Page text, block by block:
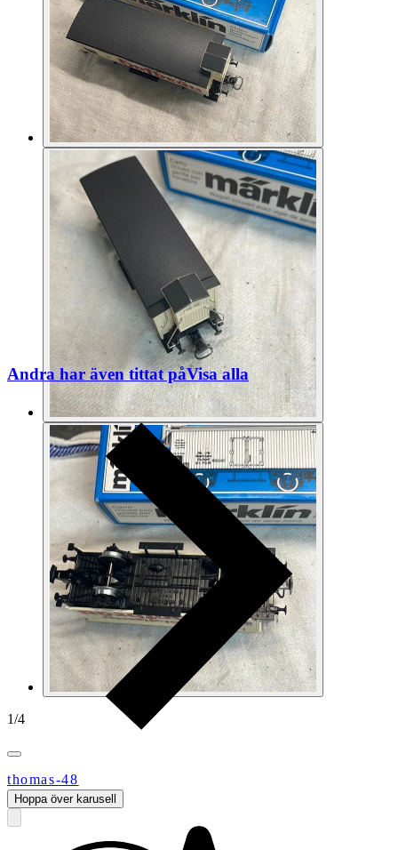
1/4
thomas-48
Andra har även tittat påVisa alla
Hoppa över karusell